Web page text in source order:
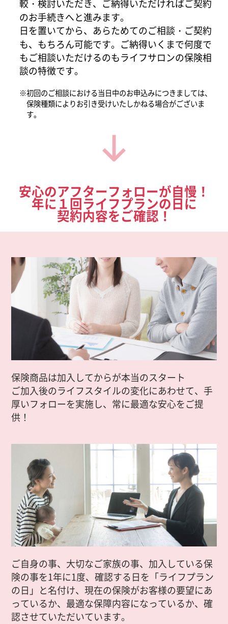
較・検討いただき、ご納得いただければご契約
のお手続きへと進みます。
日を置いてから、あらためてのご相談・ご契約
も、もちろん可能です。ご納得いくまで何度で
もご相談いただけるのもライフサロンの保険相
談の特徴です。
※初回のご相談における当日中のお申込みにつきましては、
保険種類によりお引き受けいたしかねる場合がございま
す。
安心のアフターフォローが自慢！
年に１回ライフプランの日に
契約内容をご確認！
保険商品は加入してからが本当のスタート
ご加入後のライフスタイルの変化にあわせて、手
厚いフォローを実施し、常に最適な安心をご提
供！
ご自身の事、大切なご家族の事、加入している保
険の事を1年に1度、確認する日を「ライフプラン
の日」と名付け、現在の保険がお客様の要望にあ
っているか、最適な保障内容になっているか、確
認させていただいています。